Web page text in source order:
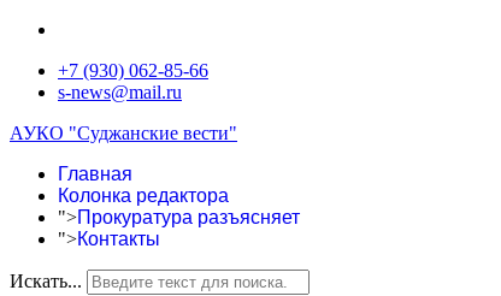
+7 (930) 062-85-66
s-news@mail.ru
АУКО "Суджанские вести"
Главная
Колонка редактора
">Прокуратура разъясняет
">Контакты
Искать...